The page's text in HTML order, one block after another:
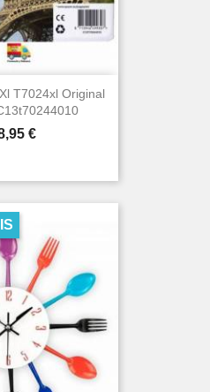
T7024xl Original
€